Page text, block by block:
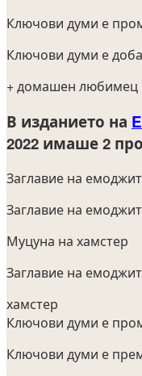
Ключови думи е
Ключови думи е
+ домашен любимец
В изданието на
2022 имаше 2
Заглавие на
Заглавие на
Муцуна на хамстер
Заглавие на
хамстер
Ключови думи е
Ключови думи е